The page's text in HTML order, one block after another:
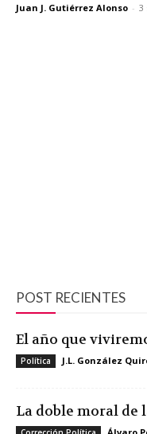
Juan J. Gutiérrez Alonso - 3
POST RECIENTES
El año que
Política J.L. González
La doble moral de